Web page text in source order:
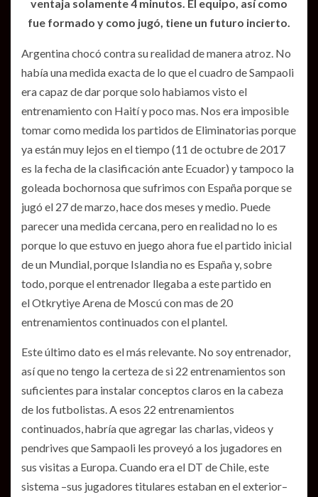
ventaja solamente 4 minutos. El equipo, así como
fue formado y como jugó, tiene un futuro incierto.
Argentina chocó contra su realidad de manera atroz. No
había una medida exacta de lo que el cuadro de Sampaoli
era capaz de dar porque solo habiamos visto el
entrenamiento con Haití y poco mas. Nos era imposible
tomar como medida los partidos de Eliminatorias porque
ya están muy lejos en el tiempo (11 de octubre de 2017
es la fecha de la clasificación ante Ecuador) y tampoco la
goleada bochornosa que sufrimos con España porque se
jugó el 27 de marzo, hace dos meses y medio. Puede
parecer una medida cercana, pero en realidad no lo es
porque lo que estuvo en juego ahora fue el partido inicial
de un Mundial, porque Islandia no es España y, sobre
todo, porque el entrenador llegaba a este partido en
el Otkrytiye Arena de Moscú con mas de 20
entrenamientos continuados con el plantel.
Este último dato es el más relevante. No soy entrenador,
así que no tengo la certeza de si 22 entrenamientos son
suficientes para instalar conceptos claros en la cabeza
de los futbolistas. A esos 22 entrenamientos
continuados, habría que agregar las charlas, videos y
pendrives que Sampaoli les proveyó a los jugadores en
sus visitas a Europa. Cuando era el DT de Chile, este
sistema –sus jugadores titulares estaban en el exterior–